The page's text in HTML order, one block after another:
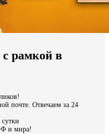
с рамкой в
почте. Отвечаем за 24
и мира!